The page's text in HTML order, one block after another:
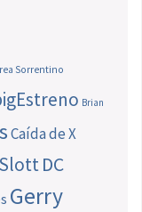
Sorrentino
Brian
Caída de X
DC
Gerry